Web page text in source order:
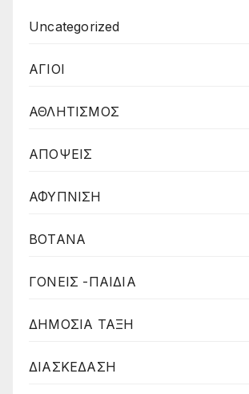
Uncategorized
ΑΓΙΟΙ
ΑΘΛΗΤΙΣΜΟΣ
ΑΠΟΨΕΙΣ
ΑΦΥΠΝΙΣΗ
ΒΟΤΑΝΑ
ΓΟΝΕΙΣ -ΠΑΙΔΙΑ
ΔΗΜΟΣΙΑ ΤΑΞΗ
ΔΙΑΣΚΕΔΑΣΗ